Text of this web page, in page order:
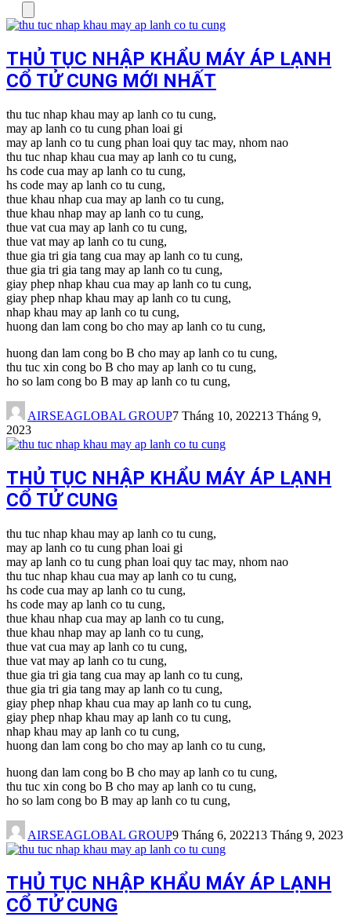
THỦ TỤC NHẬP KHẨU MÁY ÁP LẠNH
CỔ TỬ CUNG MỚI NHẤT
thu tuc nhap khau may ap lanh co tu cung,
may ap lanh co tu cung phan loai gi
may ap lanh co tu cung phan loai quy tac may, nhom nao
thu tuc nhap khau cua may ap lanh co tu cung,
hs code cua may ap lanh co tu cung,
hs code may ap lanh co tu cung,
thue khau nhap cua may ap lanh co tu cung,
thue khau nhap may ap lanh co tu cung,
thue vat cua may ap lanh co tu cung,
thue vat may ap lanh co tu cung,
thue gia tri gia tang cua may ap lanh co tu cung,
thue gia tri gia tang may ap lanh co tu cung,
giay phep nhap khau cua may ap lanh co tu cung,
giay phep nhap khau may ap lanh co tu cung,
nhap khau may ap lanh co tu cung,
huong dan lam cong bo cho may ap lanh co tu cung,
huong dan lam cong bo B cho may ap lanh co tu cung,
thu tuc xin cong bo B cho may ap lanh co tu cung,
ho so lam cong bo B may ap lanh co tu cung,
AIRSEAGLOBAL GROUP7 Tháng 10, 202213 Tháng 9,
2023
THỦ TỤC NHẬP KHẨU MÁY ÁP LẠNH
CỔ TỬ CUNG
thu tuc nhap khau may ap lanh co tu cung,
may ap lanh co tu cung phan loai gi
may ap lanh co tu cung phan loai quy tac may, nhom nao
thu tuc nhap khau cua may ap lanh co tu cung,
hs code cua may ap lanh co tu cung,
hs code may ap lanh co tu cung,
thue khau nhap cua may ap lanh co tu cung,
thue khau nhap may ap lanh co tu cung,
thue vat cua may ap lanh co tu cung,
thue vat may ap lanh co tu cung,
thue gia tri gia tang cua may ap lanh co tu cung,
thue gia tri gia tang may ap lanh co tu cung,
giay phep nhap khau cua may ap lanh co tu cung,
giay phep nhap khau may ap lanh co tu cung,
nhap khau may ap lanh co tu cung,
huong dan lam cong bo cho may ap lanh co tu cung,
huong dan lam cong bo B cho may ap lanh co tu cung,
thu tuc xin cong bo B cho may ap lanh co tu cung,
ho so lam cong bo B may ap lanh co tu cung,
AIRSEAGLOBAL GROUP9 Tháng 6, 202213 Tháng 9, 2023
THỦ TỤC NHẬP KHẨU MÁY ÁP LẠNH
CỔ TỬ CUNG